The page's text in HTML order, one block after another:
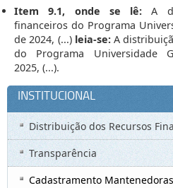
Item 9.1, onde se lê:A
financeiros do Programa
de 2024, (...) leia-se: A
do Programa
2025, (...).
INSTITUCIONAL
Distribuição dos Recursos
Transparência
Cadastramento Mantenedoras